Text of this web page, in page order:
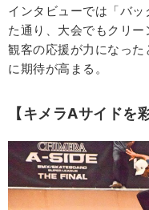
インタビューでは「バ
た通り、大会でもクリー
観客の応援が力になっ
に期待が高まる。
【キメラAサイドを